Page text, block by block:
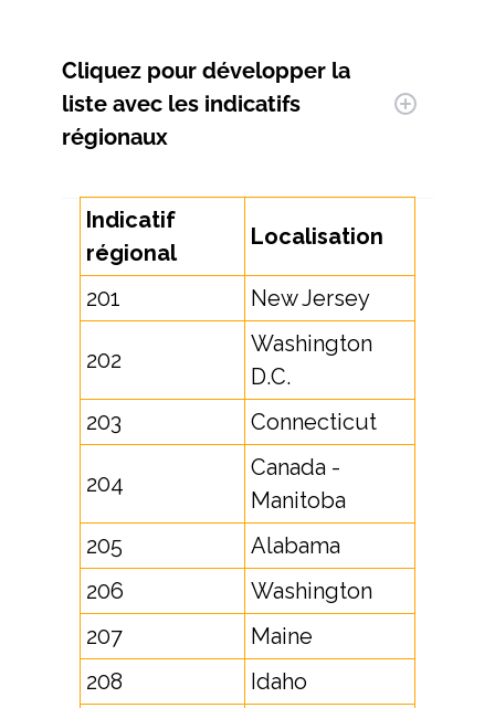
Cliquez pour développer la
liste avec les indicatifs
régionaux
Indicatif
régional
Localisation
201 New Jersey
202
Washington
D.C.
203
Connecticut
204
Canada -
Manitoba
205
Alabama
206
Washington
207
Maine
208
Idaho